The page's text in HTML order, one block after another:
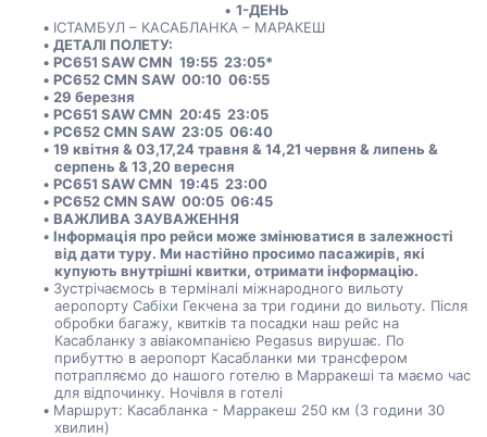
1-ДЕНЬ
ІСТАМБУЛ – КАСАБЛАНКА – МАРАКЕШ
ДЕТАЛІ ПОЛЕТУ:
PC651 SAW CMN  19:55  23:05*
PC652 CMN SAW  00:10  06:55
29 березня
PC651 SAW CMN  20:45  23:05
PC652 CMN SAW  23:05  06:40
19 квітня & 03,17,24 травня & 14,21 червня & липень &
серпень & 13,20 вересня
PC651 SAW CMN  19:45  23:00
PC652 CMN SAW  00:05  06:45
ВАЖЛИВА ЗАУВАЖЕННЯ
Інформація про рейси може змінюватися в залежності
від дати туру. Ми настійно просимо пасажирів, які
купують внутрішні квитки, отримати інформацію.
Зустрічаємось в терміналі міжнародного вильоту
аеропорту Сабіхи Гекчена за три години до вильоту. Після
обробки багажу, квитків та посадки наш рейс на
Касабланку з авіакомпанією Pegasus вирушає. По
прибуттю в аеропорт Касабланки ми трансфером
потрапляємо до нашого готелю в Марракеші та маємо час
для відпочинку. Ночівля в готелі
Маршрут: Касабланка - Марракеш 250 км (3 години 30
хвилин)